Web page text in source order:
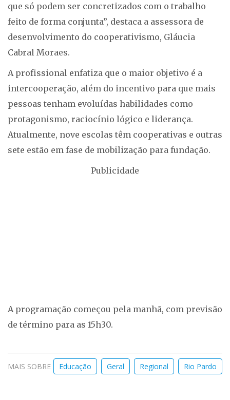
que só podem ser concretizados com o trabalho
feito de forma conjunta”, destaca a assessora de
desenvolvimento do cooperativismo, Gláucia
Cabral Moraes.
A profissional enfatiza que o maior objetivo é a
intercooperação, além do incentivo para que mais
pessoas tenham evoluídas habilidades como
protagonismo, raciocínio lógico e liderança.
Atualmente, nove escolas têm cooperativas e outras
sete estão em fase de mobilização para fundação.
Publicidade
A programação começou pela manhã, com previsão
de término para as 15h30.
MAIS SOBRE Educação Geral Regional Rio Pardo